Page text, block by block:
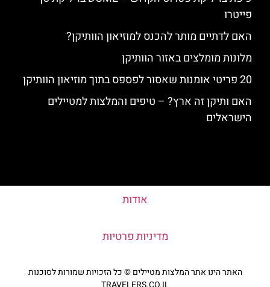
פייטרו
האם לדתיים מותר להכנס למוזיאון הוותיקן?
מלונות מומלצים באזור הוותיקן
20 פריטי אומנות שאסור לפספס בתוך מוזיאון הוותיקן
האם ותיקן זה ארץ? – טיפים והמלצות למטיילים
הישראלים
אודות
מדיניות פרטיות
האתר הינו אתר המלצות מטיילים © כל הזכויות שמורות לסוכנות